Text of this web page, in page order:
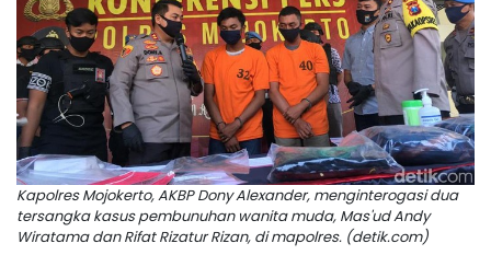
Kapolres Mojokerto, AKBP Dony Alexander, menginterogasi dua
tersangka kasus pembunuhan wanita muda, Mas'ud Andy
Wiratama dan Rifat Rizatur Rizan, di mapolres. (detik.com)